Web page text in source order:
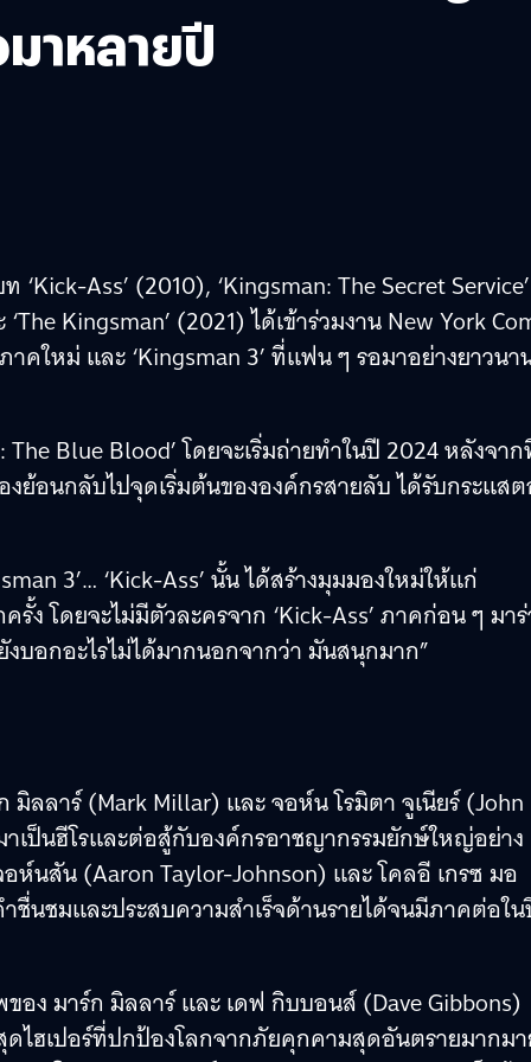
าหลายปี
Ass’ (2010), ‘Kingsman: The Secret Service’
Kingsman’ (2021) ได้เข้าร่วมงาน New York
คใหม่ และ ‘Kingsman 3’ ที่แฟน ๆ รอมาอย่างยาวนา
Blue Blood’ โดยจะเริ่มถ่ายทำในปี 2024 หลังจา
งย้อนกลับไปจุดเริ่มต้นขององค์กรสายลับ ได้รับกระแส
3’… ‘Kick-Ass’ นั้น ได้สร้างมุมมองใหม่ให้แก่
ง โดยจะไม่มีตัวละครจาก ‘Kick-Ass’ ภาคก่อน ๆ มา
บอกอะไรไม่ได้มากนอกจากว่า มันสนุกมาก”
ลลาร์ (Mark Millar) และ จอห์น โรมิตา จูเนียร์ (John
าเป็นฮีโรและต่อสู้กับองค์กรอาชญากรรมยักษ์ใหญ่อย่าง
ห์นสัน (Aaron Taylor-Johnson) และ โคลอี เกรซ มอ
ชื่นชมและประสบความสำเร็จด้านรายได้จนมีภาคต่อใ
อง มาร์ก มิลลาร์ และ เดฟ กิบบอนส์ (Dave Gibbons)
ไฮเปอร์ที่ปกป้องโลกจากภัยคุกคามสุดอันตรายมากม